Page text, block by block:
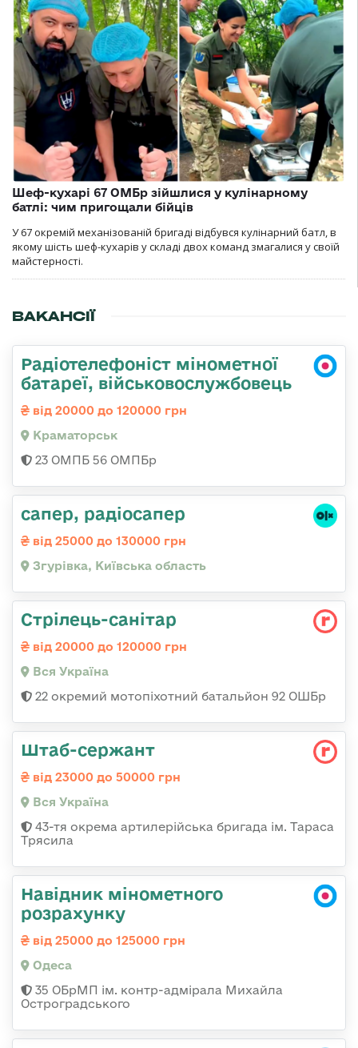
Шеф-кухарі 67 ОМБр зійшлися у кулінарному
батлі: чим пригощали бійців
У 67 окремій механізованій бригаді відбувся кулінарний батл, в
якому шість шеф-кухарів у складі двох команд змагалися у своїй
майстерності.
ВАКАНСІЇ
Радіотелефоніст мінометної
батареї, військовослужбовець
від 20000 до 120000 грн
Краматорськ
23 ОМПБ 56 ОМПБр
сапер, радіосапер
від 25000 до 130000 грн
Згурівка, Київська область
Стрілець-санітар
від 20000 до 120000 грн
Вся Україна
22 окремий мотопіхотний батальйон 92 ОШБр
Штаб-сержант
від 23000 до 50000 грн
Вся Україна
43-тя окрема артилерійська бригада ім. Тараса
Трясила
Навідник мінометного
розрахунку
від 25000 до 125000 грн
Одеса
35 ОБрМП ім. контр-адмірала Михайла
Остроградського